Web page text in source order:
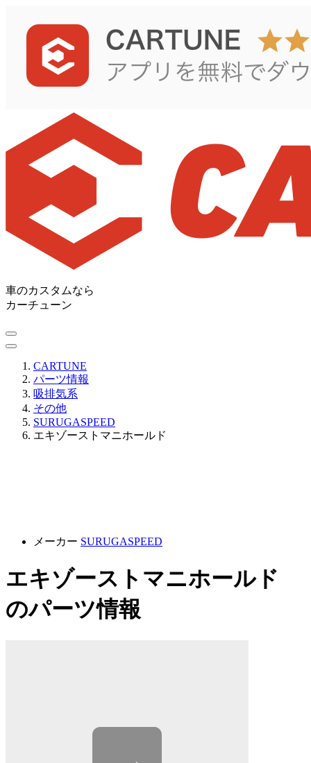
車のカスタムなら
カーチューン
CARTUNE
パーツ情報
吸排気系
その他
SURUGASPEED
エキゾーストマニホールド
メーカー SURUGASPEED
エキゾーストマニホールド
のパーツ情報